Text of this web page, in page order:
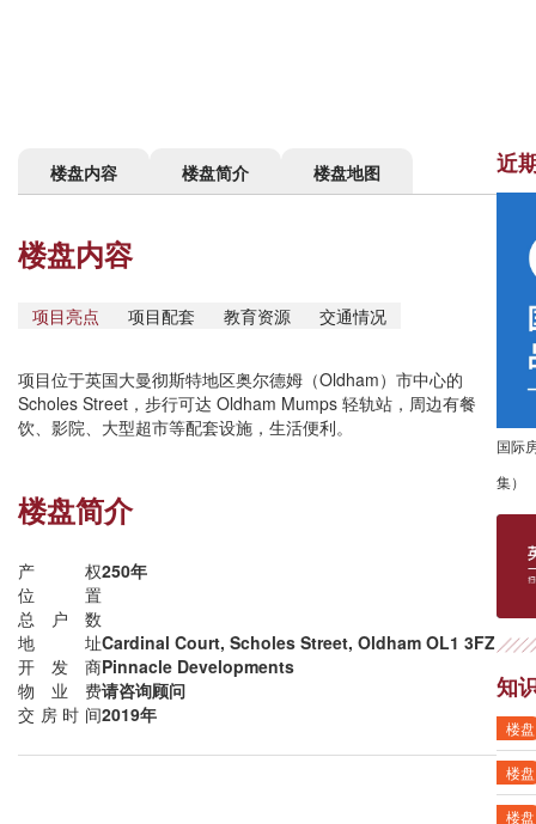
楼盘内容 楼盘简介 楼盘地图
楼盘内容
项目亮点 项目配套 教育资源 交通情况
项目位于英国大曼彻斯特地区奥尔德姆（Oldham）市中心的
Scholes Street，步行可达 Oldham Mumps 轻轨站，周边有餐
饮、影院、大型超市等配套设施，生活便利。
楼盘简介
产权250年
位置
总户数
地址Cardinal Court, Scholes Street, Oldham OL1 3FZ
开发商Pinnacle Developments
物业费请咨询顾问
交房时间2019年
近
国际
集）
知
楼盘
楼盘
楼盘